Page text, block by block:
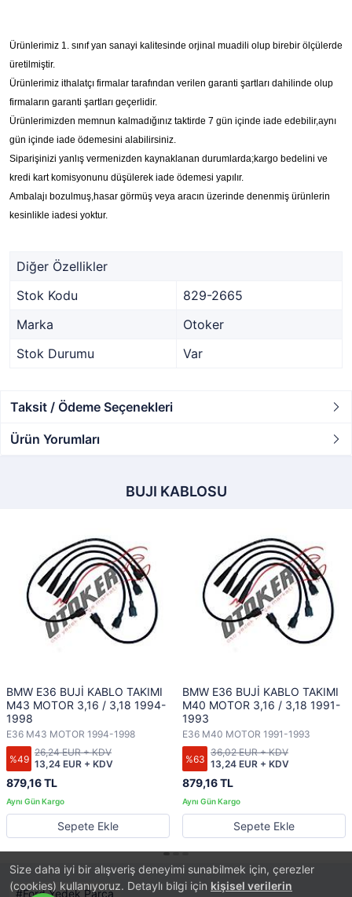
Size daha iyi bir alışveriş deneyimi sunabilmek için, çerezler
(cookies) kullanıyoruz. Detaylı bilgi için kişisel verilerin
Ürünlerimiz 1. sınıf yan sanayi kalitesinde orjinal muadili olup birebir ölçülerde
üretilmiştir.
Ürünlerimiz ithalatçı firmalar tarafından verilen garanti şartları dahilinde olup
firmaların garanti şartları geçerlidir.
Ürünlerimizden memnun kalmadığınız taktirde 7 gün içinde iade edebilir,aynı
gün içinde iade ödemesini alabilirsiniz.
Siparişinizi yanlış vermenizden kaynaklanan durumlarda;kargo bedelini ve
kredi kart komisyonunu düşülerek iade ödemesi yapılır.
Ambalajı bozulmuş,hasar görmüş veya aracın üzerinde denenmiş ürünlerin
kesinlikle iadesi yoktur.
Diğer Özellikler
Stok Kodu
829-2665
Marka
Otoker
Stok Durumu
Var
Taksit / Ödeme Seçenekleri
Ürün Yorumları
BUJI KABLOSU
BMW E36 BUJİ KABLO TAKIMI
M43 MOTOR 3,16 / 3,18 1994-
1998
E36 M43 MOTOR 1994-1998
%49
879,16 TL
13,24 EUR + KDV
26,24 EUR + KDV
Sepete Ekle
BMW E36 BUJİ KABLO TAKIMI
M40 MOTOR 3,16 / 3,18 1991-
1993
E36 M40 MOTOR 1991-1993
%63
879,16 TL
13,24 EUR + KDV
36,02 EUR + KDV
Sepete Ekle
Ford Yedek Parça